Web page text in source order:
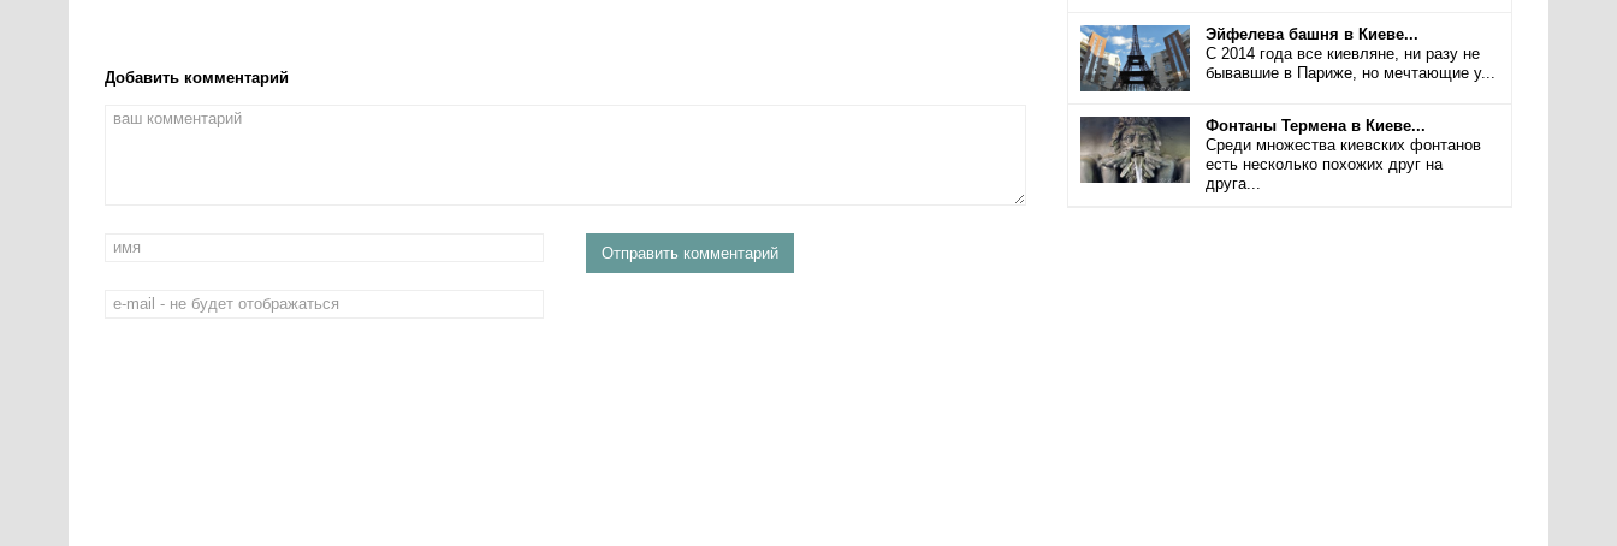
Добавить комментарий
Эйфелева башня в Киеве...
С 2014 года все киевляне, ни разу не
бывавшие в Париже, но мечтающие у...
Фонтаны Термена в Киеве...
Среди множества киевских фонтанов
есть несколько похожих друг на
друга...